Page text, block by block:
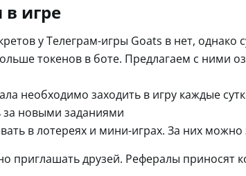
игре
у Телеграм-игры Goats в нет,
токенов в боте. Предлагаем с ними
необходимо заходить в игру каждые
за новыми заданиями
в лотереях и мини-играх. За них можно
приглашать друзей. Рефералы приносят